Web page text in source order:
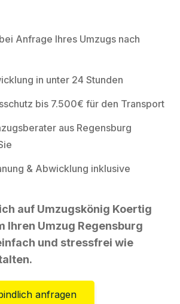
Anfrage Ihres Umzugs nach
in unter 24 Stunden
bis 7.500€ für den Transport
aus Regensburg
& Abwicklung inklusive
auf Umzugskönig Koertig
Ihren Umzug Regensburg
und stressfrei wie
anfragen